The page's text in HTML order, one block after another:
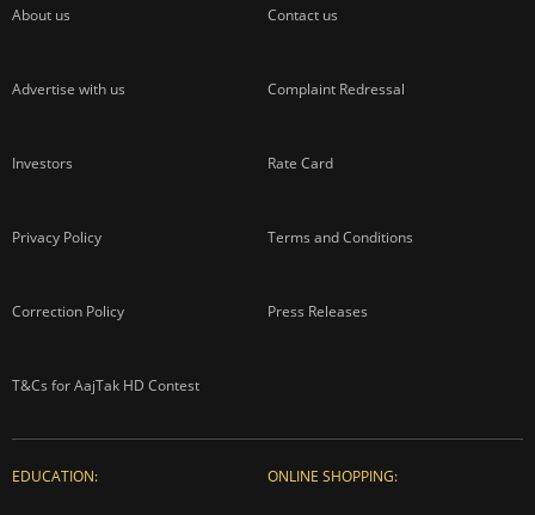
About us Contact us
Advertise with us Complaint Redressal
Investors Rate Card
Privacy Policy Terms and Conditions
Correction Policy Press Releases
T&Cs for AajTak HD Contest
EDUCATION: ONLINE SHOPPING: